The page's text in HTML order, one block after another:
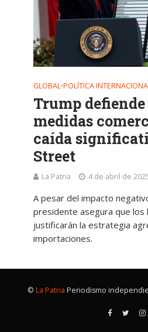
GLOBAL•POLÍTICA
Trump defiende
medidas
caída
Street
La Patria 4 de abril de
A pesar del impacto
presidente asegura que
justificarán la estrategia
importaciones.
© La Patria Periodismo